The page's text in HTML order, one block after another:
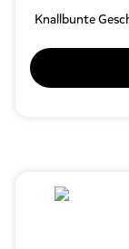
Knallbunte